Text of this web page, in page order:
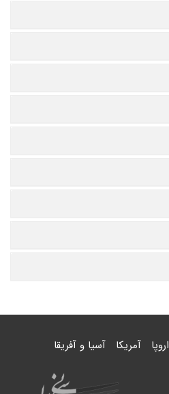
اروپا آمریکا آسیا و آفریقا